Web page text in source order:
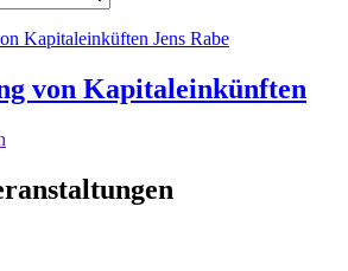
von Kapitaleinkünften